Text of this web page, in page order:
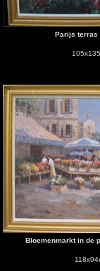
Parijs terras
Bloemenmarkt in de